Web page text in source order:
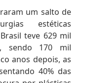
um salto de
estéticas
teve 629 mil
sendo 170 mil
anos depois, as
40% das